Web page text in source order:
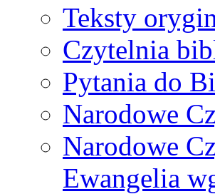
Teksty
Czytelnia
Pytania do
Narodowe
Narodowe
Ewangelia